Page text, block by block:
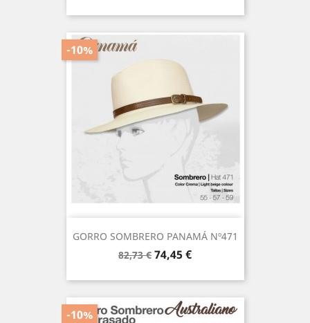
GORRO SOMBRERO PANAMÁ Nº471
Precio
82,73 €
-10%
Precio
74,45 €
-10%